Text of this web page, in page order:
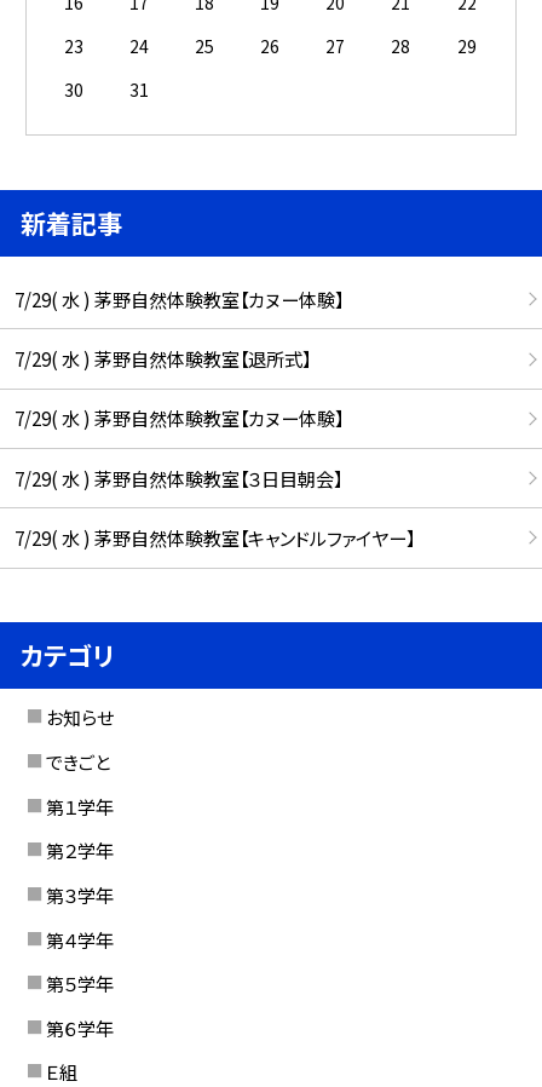
23
24 25 26 27 28
29
30
31
新着記事
7/29( 水 ) 茅野自然体験教室【カヌー体験】
7/29( 水 ) 茅野自然体験教室【退所式】
7/29( 水 ) 茅野自然体験教室【カヌー体験】
7/29( 水 ) 茅野自然体験教室【３日目朝会】
7/29( 水 ) 茅野自然体験教室【キャンドルファイヤー】
カテゴリ
お知らせ
できごと
第１学年
第２学年
第３学年
第４学年
第５学年
第６学年
Ｅ組